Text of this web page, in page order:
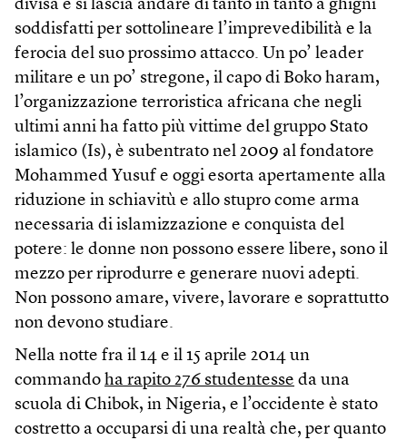
divisa e si lascia andare di tanto in tanto a ghigni
soddisfatti per sottolineare l’imprevedibilità e la
ferocia del suo prossimo attacco. Un po’ leader
militare e un po’ stregone, il capo di Boko haram,
l’organizzazione terroristica africana che negli
ultimi anni ha fatto più vittime del gruppo Stato
islamico (Is), è subentrato nel 2009 al fondatore
Mohammed Yusuf e oggi esorta apertamente alla
riduzione in schiavitù e allo stupro come arma
necessaria di islamizzazione e conquista del
potere: le donne non possono essere libere, sono il
mezzo per riprodurre e generare nuovi adepti.
Non possono amare, vivere, lavorare e soprattutto
non devono studiare.
Nella notte fra il 14 e il 15 aprile 2014 un
commando ha rapito 276 studentesse da una
scuola di Chibok, in Nigeria, e l’occidente è stato
costretto a occuparsi di una realtà che, per quanto